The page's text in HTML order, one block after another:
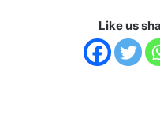
Like us